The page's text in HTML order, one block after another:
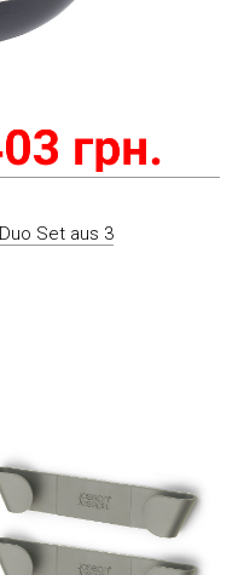
Set aus 3